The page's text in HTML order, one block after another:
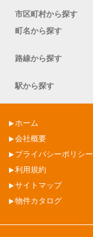
市区町村から探す
町名から探す
路線から探す
駅から探す
ホーム
会社概要
プライバシーポリシー
利用規約
サイトマップ
物件カタログ